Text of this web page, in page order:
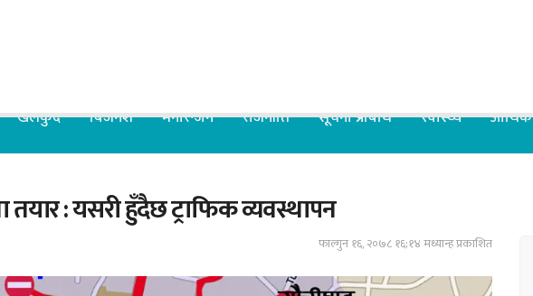
खेलकुद बिजनेश मनोरन्जन राजनीति सूचना प्रबिधि स्वास्थ्य आर्थिक
तयार : यसरी हुँदैछ ट्राफिक व्यवस्थापन
फाल्गुन १६, २०७८ १६;१४ मध्यान्ह प्रकाशित